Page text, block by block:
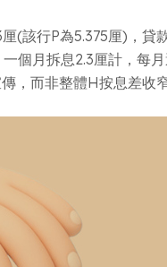
該行P為5.375厘)，
個月拆息2.3厘計，每
，而非整體H按息差收窄